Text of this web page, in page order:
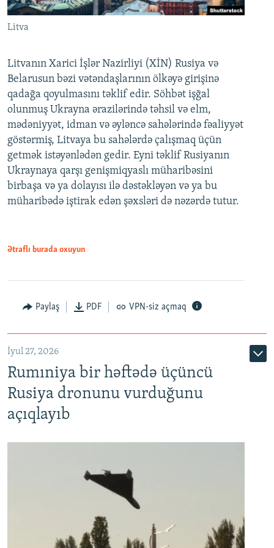
Litva
Litvanın Xarici İşlər Nazirliyi (XİN) Rusiya və
Belarusun bəzi vətəndaşlarının ölkəyə girişinə
qadağa qoyulmasını təklif edir. Söhbət işğal
olunmuş Ukrayna ərazilərində təhsil və elm,
mədəniyyət, idman və əyləncə sahələrində fəaliyyət
göstərmiş, Litvaya bu sahələrdə çalışmaq üçün
getmək istəyənlədən gedir. Eyni təklif Rusiyanın
Ukraynaya qarşı genişmiqyaslı müharibəsini
birbaşa və ya dolayısı ilə dəstəkləyən və ya bu
müharibədə iştirak edən şəxsləri də nəzərdə tutur.
Ətraflı burada oxuyun
Paylaş PDF VPN-siz açmaq
İyul 27, 2026
Rumıniya bir həftədə üçüncü
Rusiya dronunu vurduğunu
açıqlayıb